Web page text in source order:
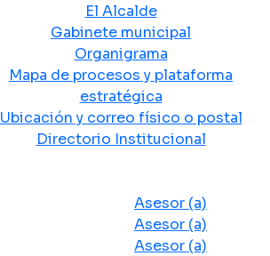
El Alcalde
Gabinete municipal
Organigrama
Mapa de procesos y plataforma
estratégica
Ubicación y correo físico o postal
Directorio Institucional
Asesor (a)
Asesor (a)
Asesor (a)